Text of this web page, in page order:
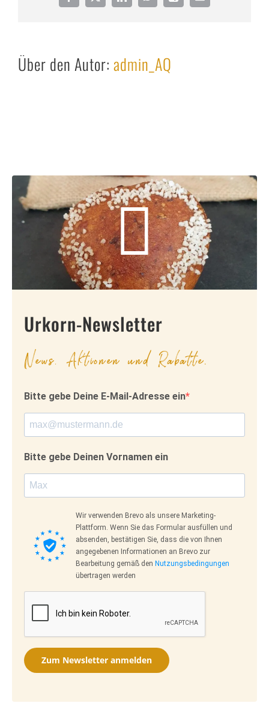
Mail
Über den Autor: admin_AQ
Urkorn-Newsletter
News, Aktionen und Rabatte.
Bitte gebe Deine E-Mail-Adresse ein
Bitte gebe Deinen Vornamen ein
Wir verwenden Brevo als unsere Marketing-
Plattform. Wenn Sie das Formular ausfüllen und
absenden, bestätigen Sie, dass die von Ihnen
angegebenen Informationen an Brevo zur
Bearbeitung gemäß den Nutzungsbedingungen
übertragen werden
Zum Newsletter anmelden